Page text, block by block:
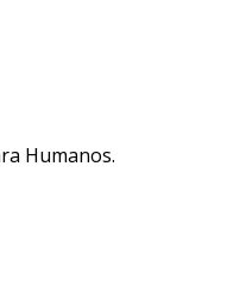
Humanos.